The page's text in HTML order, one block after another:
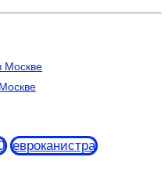
евроканистра